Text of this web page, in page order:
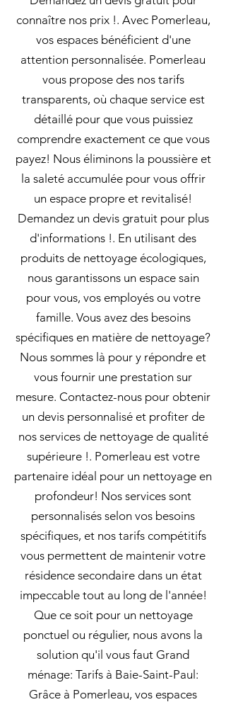
connaître nos prix !. Avec Pomerleau,
vos espaces bénéficient d'une
attention personnalisée. Pomerleau
vous propose des nos tarifs
transparents, où chaque service est
détaillé pour que vous puissiez
comprendre exactement ce que vous
payez! Nous éliminons la poussière et
la saleté accumulée pour vous offrir
un espace propre et revitalisé!
Demandez un devis gratuit pour plus
d'informations !. En utilisant des
produits de nettoyage écologiques,
nous garantissons un espace sain
pour vous, vos employés ou votre
famille. Vous avez des besoins
spécifiques en matière de nettoyage?
Nous sommes là pour y répondre et
vous fournir une prestation sur
mesure. Contactez-nous pour obtenir
un devis personnalisé et profiter de
nos services de nettoyage de qualité
supérieure !. Pomerleau est votre
partenaire idéal pour un nettoyage en
profondeur! Nos services sont
personnalisés selon vos besoins
spécifiques, et nos tarifs compétitifs
vous permettent de maintenir votre
résidence secondaire dans un état
impeccable tout au long de l'année!
Que ce soit pour un nettoyage
ponctuel ou régulier, nous avons la
solution qu'il vous faut Grand
ménage: Tarifs à Baie-Saint-Paul:
Grâce à Pomerleau, vos espaces